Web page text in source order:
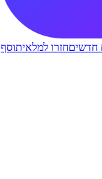
חדשיםחזרו למלאיתוסף